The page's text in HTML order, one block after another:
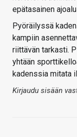
epätasainen
Pyöräilyssä
kampiin
riittävän tarkasti.
yhtään
kadenssia mitata
Kirjaudu sisään